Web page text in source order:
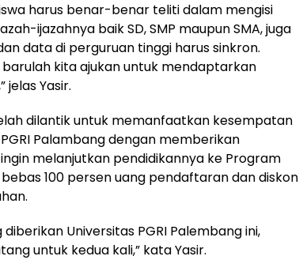
harus benar-benar teliti dalam mengisi
ijazahnya baik SD, SMP maupun SMA, juga
data di perguruan tinggi harus sinkron.
kita ajukan untuk mendaptarkan
jelas Yasir.
dilantik untuk memanfaatkan kesempatan
Palambang dengan memberikan
melanjutkan pendidikannya ke Program
100 persen uang pendaftaran dan diskon
Universitas PGRI Palembang ini,
untuk kedua kali,” kata Yasir.